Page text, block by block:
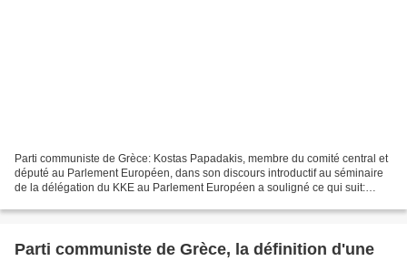
Parti communiste de Grèce: Kostas Papadakis, membre du comité central et
député au Parlement Européen, dans son discours introductif au séminaire
de la délégation du KKE au Parlement Européen a souligné ce qui suit:
Parti communiste de Grèce, la définition d'une